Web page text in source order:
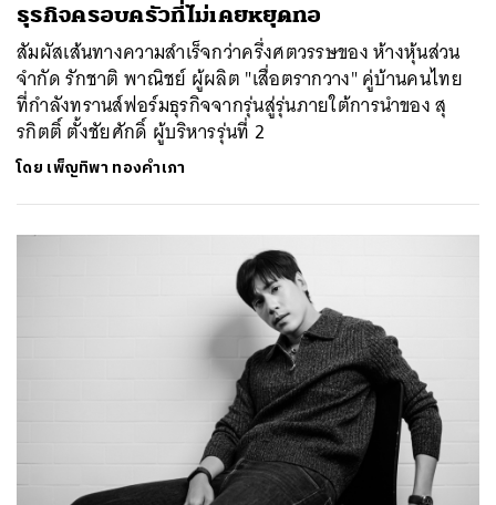
ธุรกิจครอบครัวที่ไม่เคยหยุดทอ
สัมผัสเส้นทางความสำเร็จกว่าครึ่งศตวรรษของ ห้างหุ้นส่วน
จำกัด รักชาติ พาณิชย์ ผู้ผลิต "เสื่อตรากวาง" คู่บ้านคนไทย
ที่กำลังทรานส์ฟอร์มธุรกิจจากรุ่นสู่รุ่นภายใต้การนำของ สุ
รกิตติ์ ตั้งชัยศักดิ์ ผู้บริหารรุ่นที่ 2
โดย เพ็ญทิพา ทองคำเภา